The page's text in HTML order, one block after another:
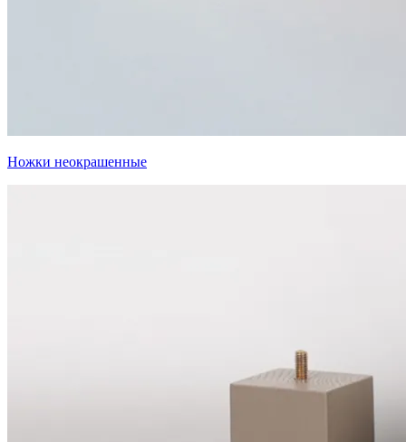
Ножки неокрашенные